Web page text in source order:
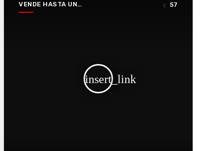
VENDE HASTA UN
HUECO
insert_link
57